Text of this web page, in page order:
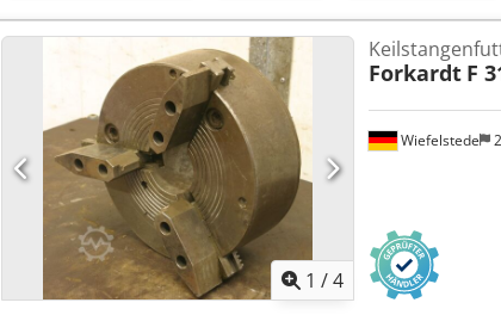
1 /4
Wiefelstede
Forkardt F